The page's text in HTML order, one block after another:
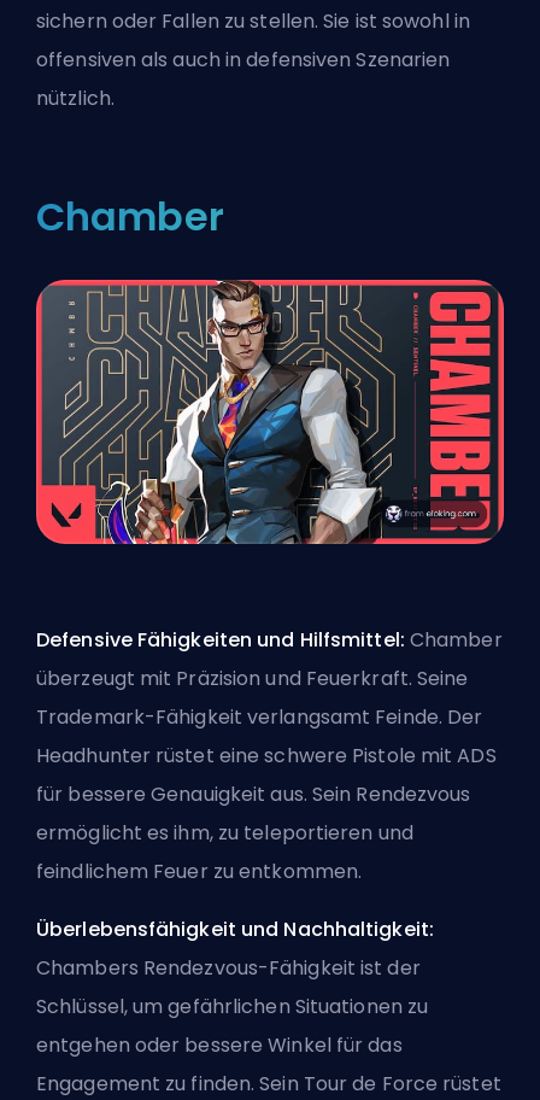
sichern oder Fallen zu stellen. Sie ist sowohl in
offensiven als auch in defensiven Szenarien
nützlich.
Chamber
Defensive Fähigkeiten und Hilfsmittel: Chamber
überzeugt mit Präzision und Feuerkraft. Seine
Trademark-Fähigkeit verlangsamt Feinde. Der
Headhunter rüstet eine schwere Pistole mit ADS
für bessere Genauigkeit aus. Sein Rendezvous
ermöglicht es ihm, zu teleportieren und
feindlichem Feuer zu entkommen.
Überlebensfähigkeit und Nachhaltigkeit:
Chambers Rendezvous-Fähigkeit ist der
Schlüssel, um gefährlichen Situationen zu
entgehen oder bessere Winkel für das
Engagement zu finden. Sein Tour de Force rüstet